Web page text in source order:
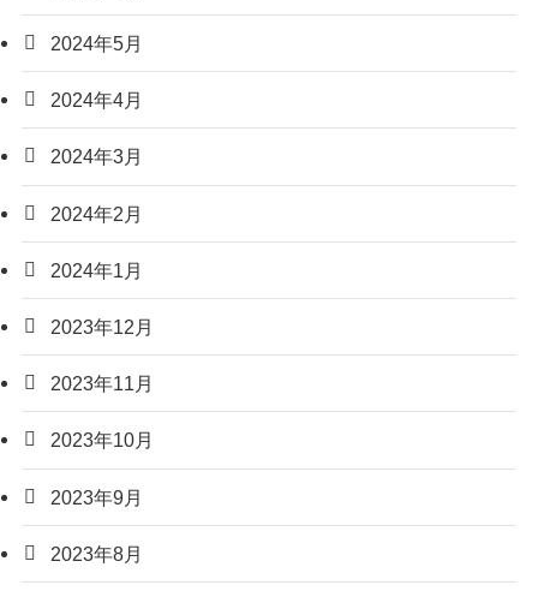
2024年5月
2024年4月
2024年3月
2024年2月
2024年1月
2023年12月
2023年11月
2023年10月
2023年9月
2023年8月